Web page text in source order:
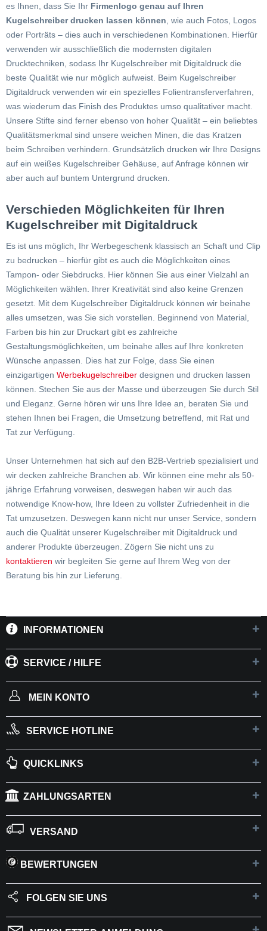
es Ihnen, dass Sie Ihr Firmenlogo genau auf Ihren
Kugelschreiber drucken lassen können , wie auch Fotos, Logos
oder Porträts – dies auch in verschiedenen Kombinationen. Hierfür
verwenden wir ausschließlich die modernsten digitalen
Drucktechniken, sodass Ihr Kugelschreiber mit Digitaldruck die
beste Qualität wie nur möglich aufweist. Beim Kugelschreiber
Digitaldruck verwenden wir ein spezielles Folientransferverfahren,
was wiederum das Finish des Produktes umso qualitativer macht.
Unsere Stifte sind ferner ebenso von hoher Qualität – ein beliebtes
Qualitätsmerkmal sind unsere weichen Minen, die das Kratzen
beim Schreiben verhindern. Grundsätzlich drucken wir Ihre Designs
auf ein weißes Kugelschreiber Gehäuse, auf Anfrage können wir
aber auch auf buntem Untergrund drucken.
Verschieden Möglichkeiten für Ihren
Kugelschreiber mit Digitaldruck
Es ist uns möglich, Ihr Werbegeschenk klassisch an Schaft und Clip
zu bedrucken – hierfür gibt es auch die Möglichkeiten eines
Tampon- oder Siebdrucks. Hier können Sie aus einer Vielzahl an
Möglichkeiten wählen. Ihrer Kreativität sind also keine Grenzen
gesetzt. Mit dem Kugelschreiber Digitaldruck können wir beinahe
alles umsetzen, was Sie sich vorstellen. Beginnend von Material,
Farben bis hin zur Druckart gibt es zahlreiche
Gestaltungsmöglichkeiten, um beinahe alles auf Ihre konkreten
Wünsche anpassen. Dies hat zur Folge, dass Sie einen
einzigartigen Werbekugelschreiber designen und drucken lassen
können. Stechen Sie aus der Masse und überzeugen Sie durch Stil
und Eleganz. Gerne hören wir uns Ihre Idee an, beraten Sie und
stehen Ihnen bei Fragen, die Umsetzung betreffend, mit Rat und
Tat zur Verfügung.
Unser Unternehmen hat sich auf den B2B-Vertrieb spezialisiert und
wir decken zahlreiche Branchen ab. Wir können eine mehr als 50-
jährige Erfahrung vorweisen, deswegen haben wir auch das
notwendige Know-how, Ihre Ideen zu vollster Zufriedenheit in die
Tat umzusetzen. Deswegen kann nicht nur unser Service, sondern
auch die Qualität unserer Kugelschreiber mit Digitaldruck und
anderer Produkte überzeugen. Zögern Sie nicht uns zu
kontaktieren wir begleiten Sie gerne auf Ihrem Weg von der
Beratung bis hin zur Lieferung.
INFORMATIONEN
SERVICE / HILFE
MEIN KONTO
SERVICE HOTLINE
QUICKLINKS
ZAHLUNGSARTEN
VERSAND
BEWERTUNGEN
FOLGEN SIE UNS